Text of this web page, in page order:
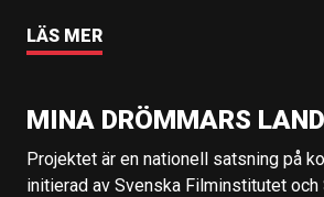
LÄS MER
MINA DRÖMMARS LAND
Projektet är en nationell satsning på
initierad av Svenska Filminstitutet och